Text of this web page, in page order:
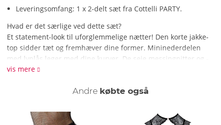
Leveringsomfang: 1 x 2-delt sæt fra Cottelli PARTY.
Hvad er det særlige ved dette sæt?
Et statement-look til uforglemmelige nætter! Den korte jakke-
top sidder tæt og fremhæver dine former. Mininederdelen
med lynlås leger med dine kurver. De seje messingnitter og -
ringe giver ekstra stil. Og det bløde matte look sikrer maksimal
Rengør jakke-top og mininederdel med en skånsom håndvask
vis mere
Andre købte også